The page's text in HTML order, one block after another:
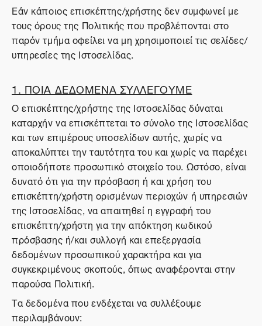
Εάν κάποιος επισκέπτης/χρήστης δεν συμφωνεί με
τους όρους της Πολιτικής που προβλέπονται στο
παρόν τμήμα οφείλει να μη χρησιμοποιεί τις σελίδες/
υπηρεσίες της Ιστοσελίδας.
1. ΠΟΙΑ ΔΕΔΟΜΕΝΑ ΣΥΛΛΕΓΟΥΜΕ
Ο επισκέπτης/χρήστης της Ιστοσελίδας δύναται
καταρχήν να επισκέπτεται το σύνολο της Ιστοσελίδας
και των επιμέρους υποσελίδων αυτής, χωρίς να
αποκαλύπτει την ταυτότητα του και χωρίς να παρέχει
οποιοδήποτε προσωπικό στοιχείο του. Ωστόσο, είναι
δυνατό ότι για την πρόσβαση ή και χρήση του
επισκέπτη/χρήστη ορισμένων περιοχών ή υπηρεσιών
της Ιστοσελίδας, να απαιτηθεί η εγγραφή του
επισκέπτη/χρήστη για την απόκτηση κωδικού
πρόσβασης ή/και συλλογή και επεξεργασία
δεδομένων προσωπικού χαρακτήρα και για
συγκεκριμένους σκοπούς, όπως αναφέρονται στην
παρούσα Πολιτική.
Τα δεδομένα που ενδέχεται να συλλέξουμε
περιλαμβάνουν: